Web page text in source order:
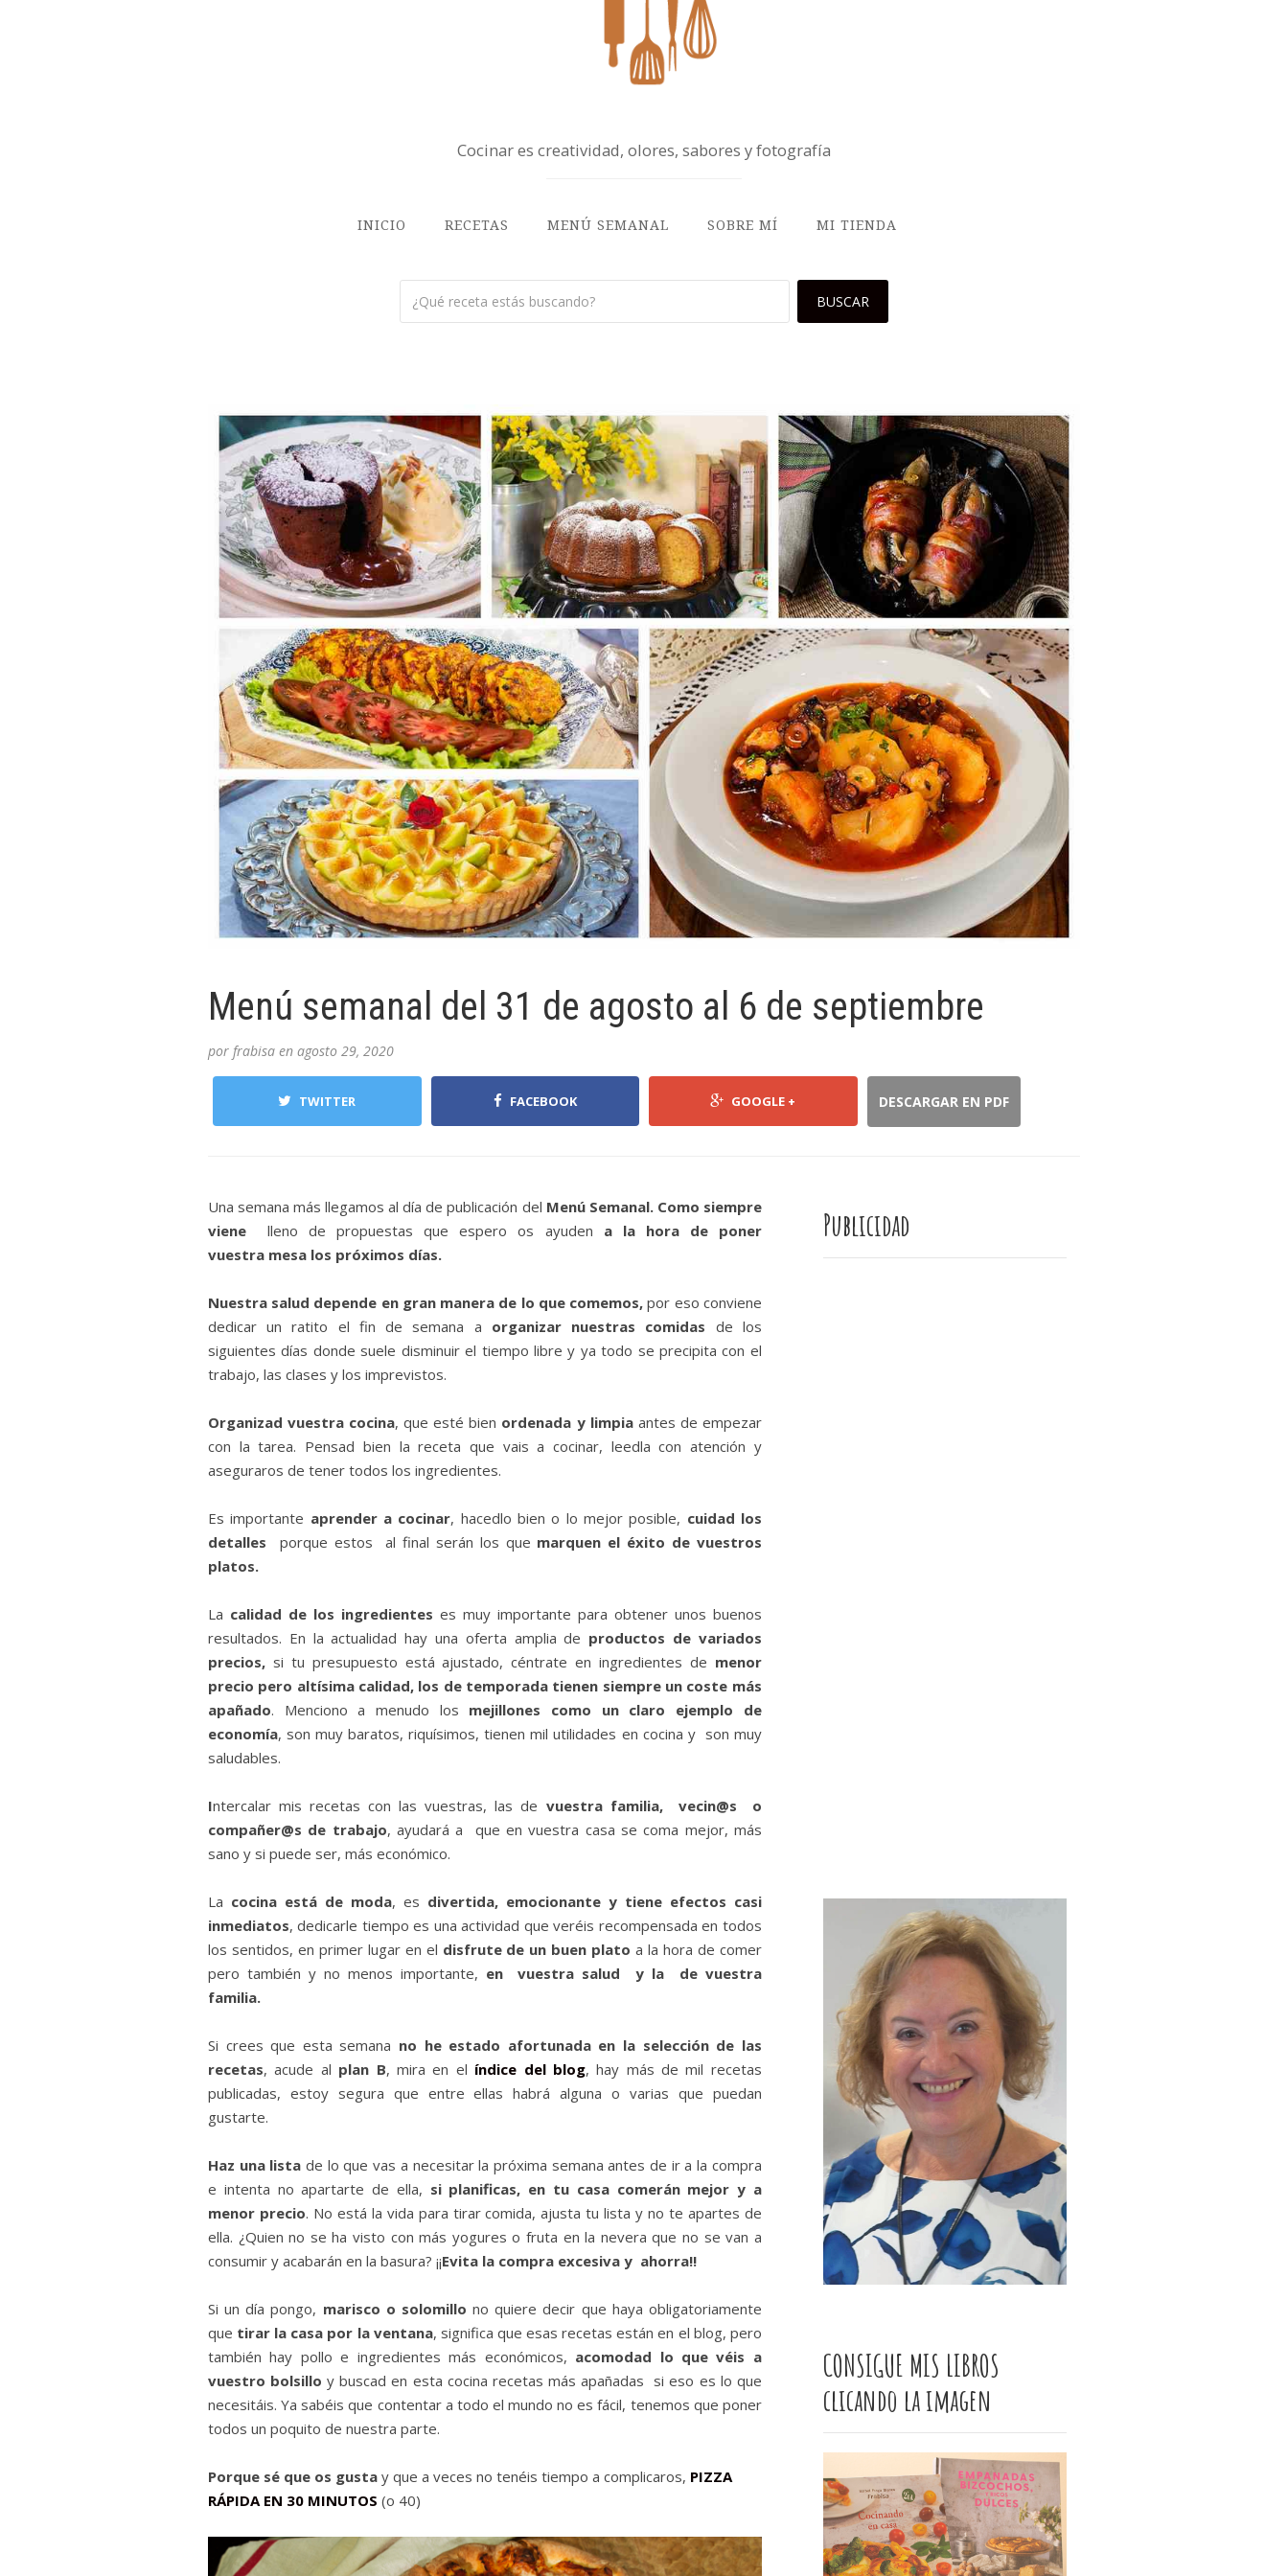
Cocinar es creatividad, olores, sabores y fotografía
INICIO RECETAS MENÚ SEMANAL SOBRE MÍ MI TIENDA
Menú semanal del 31 de agosto al 6 de septiembre
por frabisa en agosto 29, 2020
TWITTER FACEBOOK GOOGLE + DESCARGAR EN PDF
Una semana más llegamos al día de publicación del Menú Semanal. Como siempre
viene lleno de propuestas que espero os ayuden a la hora de poner
vuestra mesa los próximos días.
Nuestra salud depende en gran manera de lo que comemos, por eso conviene
dedicar un ratito el fin de semana a organizar nuestras comidas de los
siguientes días donde suele disminuir el tiempo libre y ya todo se precipita con el
trabajo, las clases y los imprevistos.
Organizad vuestra cocina, que esté bien ordenada y limpiaantes de empezar
con la tarea. Pensad bien la receta que vais a cocinar, leedla con atención y
aseguraros de tener todos los ingredientes.
Es importante aprender a cocinar, hacedlo bien o lo mejor posible, cuidad los
detalles porque estos al final serán los que marquen el éxito de vuestros
platos.
La calidad de los ingredientes es muy importante para obtener unos buenos
resultados. En la actualidad hay una oferta amplia de productos de variados
precios, si tu presupuesto está ajustado, céntrate en ingredientes de menor
precio pero altísima calidad, los de temporada tienen siempre un coste más
apañado. Menciono a menudo los mejillones como un claro ejemplo de
economía, son muy baratos, riquísimos, tienen mil utilidades en cocina y son muy
saludables.
Intercalar mis recetas con las vuestras, las de vuestra familia, vecin@s o
compañer@s de trabajo, ayudará a que en vuestra casa se coma mejor, más
sano y si puede ser, más económico.
La cocina está de moda, es divertida, emocionante y tiene efectos casi
inmediatos, dedicarle tiempo es una actividad que veréis recompensada en todos
los sentidos, en primer lugar en el disfrute de un buen plato a la hora de comer
pero también y no menos importante, en vuestra salud y la de vuestra
familia.
Si crees que esta semana no he estado afortunada en la selección de las
recetas, acude al plan B, mira en el índice del blog, hay más de mil recetas
publicadas, estoy segura que entre ellas habrá alguna o varias que puedan
gustarte.
Haz una lista de lo que vas a necesitar la próxima semana antes de ir a la compra
e intenta no apartarte de ella, si planificas, en tu casa comerán mejor y a
menor precio. No está la vida para tirar comida, ajusta tu lista y no te apartes de
ella. ¿Quien no se ha visto con más yogures o fruta en la nevera que no se van a
consumir y acabarán en la basura? ¡¡Evita la compra excesiva y ahorra!!
Si un día pongo, marisco o solomillo no quiere decir que haya obligatoriamente
que tirar la casa por la ventana, significa que esas recetas están en el blog, pero
también hay pollo e ingredientes más económicos, acomodad lo que véis a
vuestro bolsillo y buscad en esta cocina recetas más apañadas si eso es lo que
necesitáis. Ya sabéis que contentar a todo el mundo no es fácil, tenemos que poner
todos un poquito de nuestra parte.
Porque sé que os gusta y que a veces no tenéis tiempo a complicaros, PIZZA
RÁPIDA EN 30 MINUTOS (o 40)
Publicidad
CONSIGUE MIS LIBROS
clicando la imagen